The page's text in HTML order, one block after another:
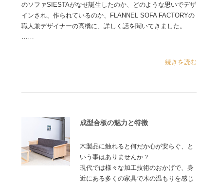
のソファSIESTAがなぜ誕生したのか、どのような思いでデザ
インされ、作られているのか、FLANNEL SOFA FACTORYの
職人兼デザイナーの高橋に、詳しく話を聞いてきました。
……
...続きを読む
成型合板の魅力と特徴
木製品に触れると何だか心が安らぐ、と
いう事はありませんか？
現代では様々な加工技術のおかげで、身
近にある多くの家具で木の温もりを感じ